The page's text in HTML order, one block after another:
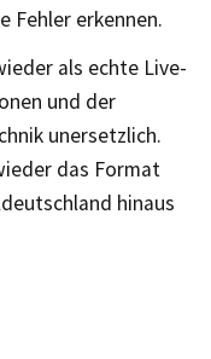
Fehler erkennen.
als echte Live-
und der
unersetzlich.
das Format
hinaus